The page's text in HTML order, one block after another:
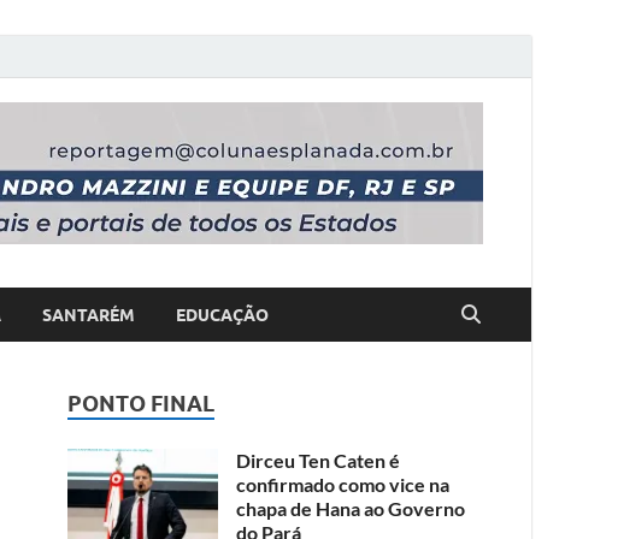
SANTARÉM EDUCAÇÃO
PONTO FINAL
Dirceu Ten Caten é
confirmado como vice na
chapa de Hana ao Governo
do Pará